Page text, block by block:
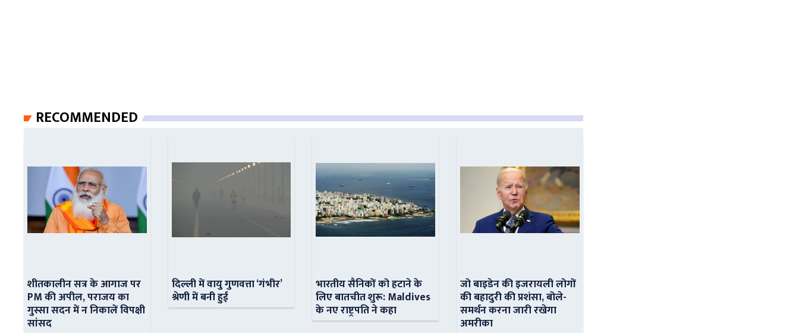
RECOMMENDED
शीतकालीन सत्र के आगाज पर
PM की अपील, पराजय का
गुस्सा सदन में न निकालें विपक्षी
सांसद
दिल्ली में वायु गुणवत्ता ‘गंभीर’
श्रेणी में बनी हुई
भारतीय सैनिकों को हटाने के
लिए बातचीत शुरू: Maldives
के नए राष्ट्रपति ने कहा
जो बाइडेन की इजरायली लोगों
की बहादुरी की प्रशंसा, बोले-
समर्थन करना जारी रखेगा
अमरीका